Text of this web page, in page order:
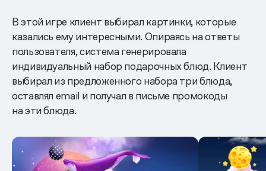
В этой игре клиент выбирал картинки, которые
казались ему интересными. Опираясь на ответы
пользователя, система генерировала
индивидуальный набор подарочных блюд. Клиент
выбирал из предложенного набора три блюда,
оставлял email и получал в письме промокоды
на эти блюда.